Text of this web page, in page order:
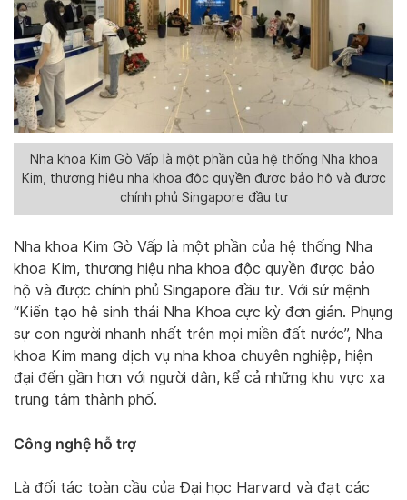
Nha khoa Kim Gò Vấp là một phần của hệ thống Nha khoa
Kim, thương hiệu nha khoa độc quyền được bảo hộ và được
chính phủ Singapore đầu tư
Nha khoa Kim Gò Vấp là một phần của hệ thống Nha
khoa Kim, thương hiệu nha khoa độc quyền được bảo
hộ và được chính phủ Singapore đầu tư. Với sứ mệnh
“Kiến tạo hệ sinh thái Nha Khoa cực kỳ đơn giản. Phụng
sự con người nhanh nhất trên mọi miền đất nước”, Nha
khoa Kim mang dịch vụ nha khoa chuyên nghiệp, hiện
đại đến gần hơn với người dân, kể cả những khu vực xa
trung tâm thành phố.
Công nghệ hỗ trợ
Là đối tác toàn cầu của Đại học Harvard và đạt các